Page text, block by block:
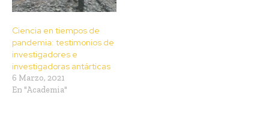
Ciencia en tiempos de
pandemia: testimonios de
investigadores e
investigadoras antárticas
6 Marzo, 2021
En "Academia"